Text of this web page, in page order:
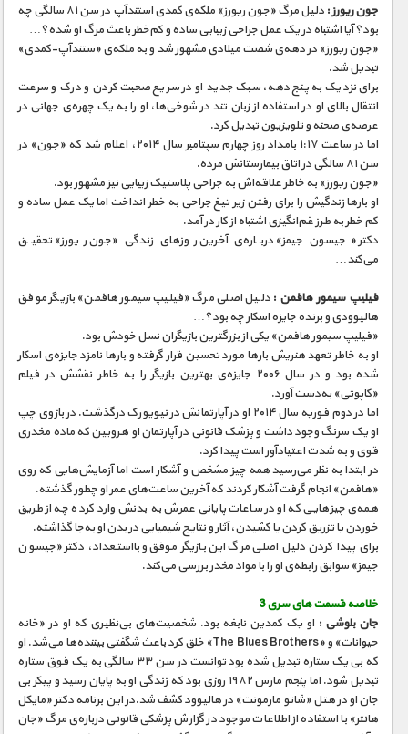
جون ریورز :
دلیل مرگ «جون ریورز» ملکه‌ی کمدی استندآپ در سن ۸۱ سالگی چه
بود؟ آیا اشتباه در یک عمل جراحی زیبایی ساده و کم‌خطر باعث مرگ او شده؟…
«جون ریورز» در دهه‌ی شصت میلادی مشهور شد و به ملکه‌ی «ستندآپ-کمدی»
تبدیل شد.
برای نزدیک به پنج دهه، سبک جدید او در سریع صحبت کردن و درک و سرعت
انتقال بالای او در استفاده از زبان تند در شوخی‌ها، او را به یک چهره‌ی جهانی در
عرصه‌ی صحنه و تلویزیون تبدیل کرد.
اما در ساعت ۱:۱۷ بامداد روز چهارم سپتامبر سال ۲۰۱۴، اعلام شد که «جون» در
سن ۸۱ سالگی در اتاق بیمارستانش مرده.
«جون ریورز» به خاطر علاقه‌اش به جراحی پلاستیک زیبایی نیز مشهور بود.
او بارها زندگیش را برای رفتن زیر تیغ جراحی به خطر انداخت اما یک عمل ساده و
کم خطر به طرز غم‌انگیزی اشتباه از کار در آمد.
دکتر «جیسون جیمز» درباره‌ی آخرین روزهای زندگی «جون ریورز» تحقیق
می‌کند…
فیلیپ سیمور هافمن : دلیل اصلی مرگ «فیلیپ سیمور هافمن» بازیگر موفق
هالیوودی و برنده جایزه اسکار چه بود؟…
«فیلیپ سیمور هافمن» یکی از بزرگترین بازیگران نسل خودش بود.
او به خاطر تعهد هنریش بارها مورد تحسین قرار گرفته و بارها نامزد جایزه‌ی اسکار
شده بود و در سال ۲۰۰۶ جایزه‌ی بهترین بازیگر را به خاطر نقشش در فیلم
«کاپوتی» به‌دست آورد.
اما در دوم فوریه سال ۲۰۱۴ او در آپارتمانش در نیویورک درگذشت. در بازوی چپ
او یک سرنگ وجود داشت و پزشک قانونی در آپارتمان او هرویین که ماده مخدری
قوی و به شدت اعتیاد‌آور است پیدا کرد.
در ابتدا به نظر می‌رسید همه چیز مشخص و آشکار است اما آزمایش‌هایی که روی
«هافمن» انجام گرفت آشکار کردند که آخرین ساعت‌های عمر او چطور گذشته.
همه‌ی چیزهایی که او در ساعات پایانی عمرش به بدنش وارد کرده چه از طریق
خوردن یا تزریق کردن یا کشیدن، آثار و نتایج شیمیایی در بدن او به‌جا گذاشته.
برای پیدا کردن دلیل اصلی مرگ این بازیگر موفق و بااستعداد، دکتر «جیسون
جیمز» سوابق رابطه‌ی او را با مواد مخدر بررسی می‌کند.
خلاصه قسمت های سری 3
جان بلوشی : او یک کمدین نابغه بود. شخصیت‌های بی‌نظیری که او در «خانه
حیوانات» و «The Blues Brothers» خلق کرد باعث شگفتی بیننده‌ها می‌شد. او
که بی یک ستاره تبدیل شده بود توانست در سن ۳۳ سالگی به یک فوق ستاره
تبدیل شود. اما پنجم مارس ۱۹۸۲ روزی بود که زندگی او به پایان رسید و پیکر بی
جان او در هتل «شاتو مارمونت» در هالیوود کشف شد.در این برنامه دکتر «مایکل
هانتر» با استفاده از اطلاعات موجود در گزارش پزشکی قانونی درباره‌ی مرگ «جان